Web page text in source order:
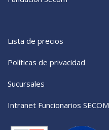
Lista de precios
Políticas de privacidad
Sucursales
Intranet Funcionarios SECOM